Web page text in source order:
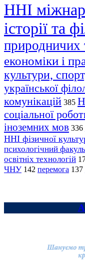
ННІ
історії та
природничих
економіки і
культури,
української
комунікацій 385
соціальної
іноземних мов 336
ННІ фізичної
психологічний
освітніх технологій
ЧНУ 142 перемога 137